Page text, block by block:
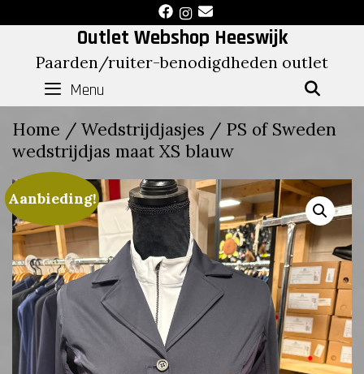
to
content
Outlet Webshop Heeswijk
Paarden/ruiter-benodigdheden outlet
Menu
Home / Wedstrijdjasjes / PS of Sweden
wedstrijdjas maat XS blauw
Aanbieding!